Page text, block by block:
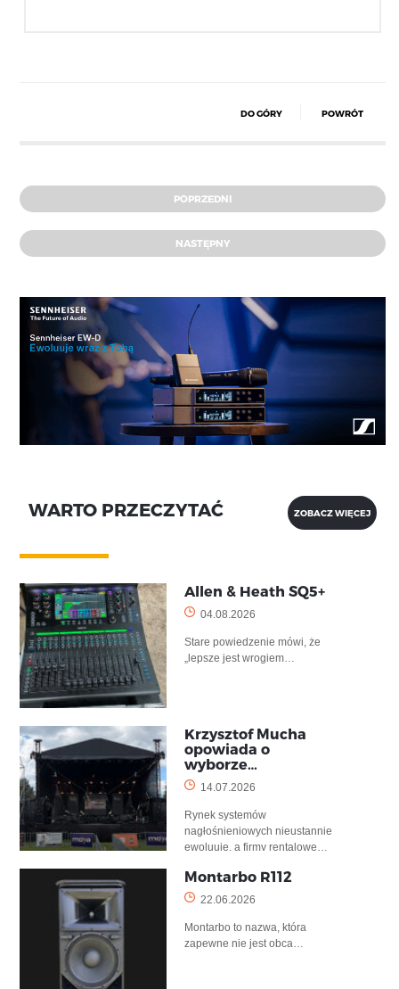
DO GÓRY POWRÓT
POPRZEDNI
NASTĘPNY
WARTO PRZECZYTAĆ ZOBACZ WIĘCEJ
Allen & Heath SQ5+
04.08.2026
Stare powiedzenie mówi, że
„lepsze jest wrogiem…
Krzysztof Mucha
opowiada o
wyborze…
14.07.2026
Rynek systemów
nagłośnieniowych nieustannie
ewoluuje, a firmy rentalowe…
Montarbo R112
22.06.2026
Montarbo to nazwa, która
zapewne nie jest obca…